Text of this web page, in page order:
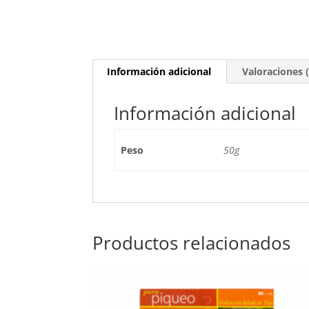
Información adicional Valoraciones
Información adicional
Peso 50g
Productos relacionados